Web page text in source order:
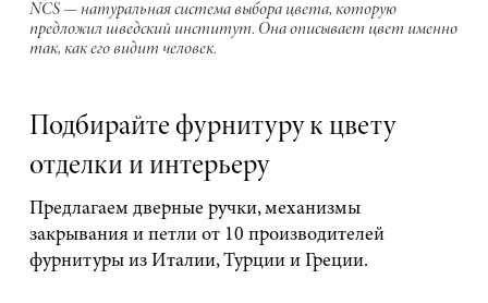
NCS — натуральная система выбора цвета, которую
предложил шведский институт. Она описывает цвет именно
так, как его видит человек.
Подбирайте фурнитуру к цвету
отделки и интерьеру
Предлагаем дверные ручки, механизмы
закрывания и петли от 10 производителей
фурнитуры из Италии, Турции и Греции.